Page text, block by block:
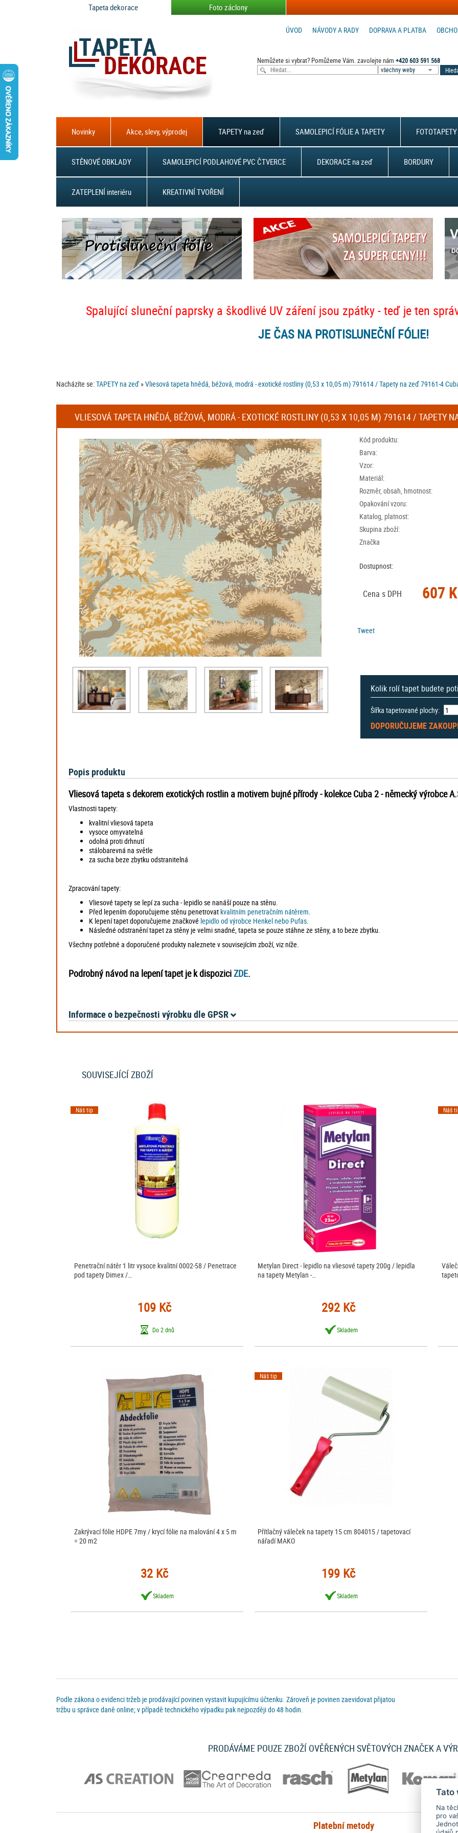
Tapeta dekorace Foto záclony
DOPRAVA A PLATBA
NÁVODY A RADY
ÚVOD
Nemůžete si vybrat? Pomůžeme Vám. zavolejte nám+420 603 591 568
všechny weby
Novinky Akce, slevy, výprodej TAPETY na zeď SAMOLEPICÍ FÓLIE A TAPETY
STĚNOVÉ OBKLADY SAMOLEPICÍ PODLAHOVÉ PVC ČTVERCE DEKORACE na zeď BORDURY
ZATEPLENÍ interiéru KREATIVNÍ TVOŘENÍ
Spalující sluneční paprsky a škodlivé UV záření jsou zpátky - teď je ten
JE ČAS NA PROTISLUNEČNÍ FÓLIE!
Nacházíte se:TAPETY na zeď »Vliesová tapeta hnědá, béžová, modrá - exotické rostliny (0,53 x 10,05 m) 791614 / Tapety na zeď 79161-4
VLIESOVÁ TAPETA HNĚDÁ, BÉŽOVÁ, MODRÁ - EXOTICKÉ ROSTLINY (0,53 X 10,05 M) 791614 / TAPETY
Kód produktu:
Barva:
Vzor:
Materiál:
Rozměr, obsah, hmotnost:
Opakování vzoru:
Katalog, platnost:
Skupina zboží:
Značka
Dostupnost:
Cena s DPH 607
Tweet
Kolik rolí tapet budete
Šířka tapetované plochy:
DOPORUČUJEME
Popis produktu
Vliesová tapeta s dekorem exotických rostlin a motivem bujné přírody - kolekce Cuba 2 -německý výrobce
Vlastnosti tapety:
kvalitní vliesová tapeta
vysoce omyvatelná
odolná proti drhnutí
stálobarevná na světle
za sucha beze zbytku odstranitelná
Zpracování tapety:
Vliesové tapety se lepí za sucha - lepidlo se nanáší pouze na stěnu.
Před lepením doporučujeme stěnu penetrovatkvalitním penetračním nátěrem
K lepení tapet doporučujeme značkové lepidlo od výrobce Henkel nebo Pufas
Následné odstranění tapet za stěny je velmi snadné, tapeta se pouze stáhne ze stěny, a to beze zbytku.
Všechny potřebné a doporučené produkty naleznete v souvisejícím zboží, viz níže.
Podrobný návod na lepení tapet je k dispoziciZDE.
Informace o bezpečnosti výrobku dle GPSR
SOUVISEJÍCÍ ZBOŽÍ
Náš tip
Penetrační nátěr 1 litr vysoce kvalitní 0002-58 / Penetrace
pod tapety Dimex /…
109 Kč
Do 2 dnů
Metylan Direct - lepidlo na vliesové tapety 200g / lepidla
na tapety Metylan -…
292 Kč
Skladem
Náš
Zakrývací fólie HDPE 7my / krycí fólie na malování 4 x 5 m
= 20 m2
32 Kč
Skladem
Náš tip
Přítlačný váleček na tapety 15 cm 804015 / tapetovací
nářadí MAKO
199 Kč
Skladem
Podle zákona o evidenci tržeb je prodávající povinen vystavit kupujícímu účtenku. Zároveň je povinen zaevidovat přijatou
tržbu u správce daně online; v případě technického výpadku pak nejpozději do 48 hodin.
PRODÁVÁME POUZE ZBOŽÍ OVĚŘENÝCH SVĚTOVÝCH ZNAČEK A
Platební metody
Tato
Na
pro